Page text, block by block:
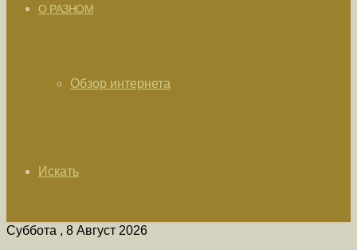
О РАЗНОМ
Обзор интернета
Искать
Суббота , 8 Август 2026